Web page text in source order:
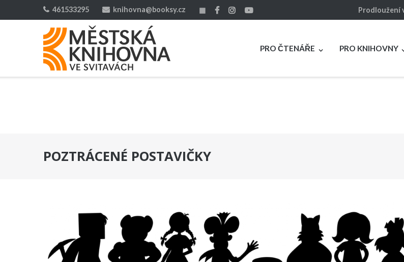
to
461533295 knihovna@booksy.cz ▦ Prodloužení
PRO ČTENÁŘE PRO KNIHOVNY
POZTRÁCENÉ POSTAVIČKY